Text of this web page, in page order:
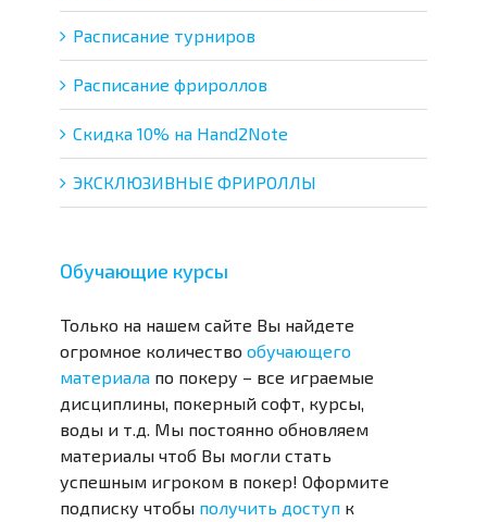
Расписание турниров
Расписание фрироллов
Скидка 10% на Hand2Note
ЭКСКЛЮЗИВНЫЕ ФРИРОЛЛЫ
Обучающие курсы
Только на нашем сайте Вы найдете
огромное количество обучающего
материала по покеру – все играемые
дисциплины, покерный софт, курсы,
воды и т.д. Мы постоянно обновляем
материалы чтоб Вы могли стать
успешным игроком в покер! Оформите
подписку чтобы получить доступ к